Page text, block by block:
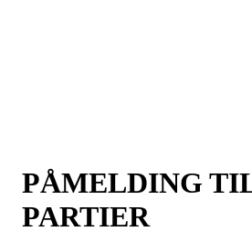
PÅMELDING
PARTIER